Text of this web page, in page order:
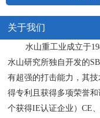
关于我们
水山重工业成立于
水山研究所独自开发的
有超强的打击能力，其
得专利且获得多项荣誉
个获得IE认证企业）CE